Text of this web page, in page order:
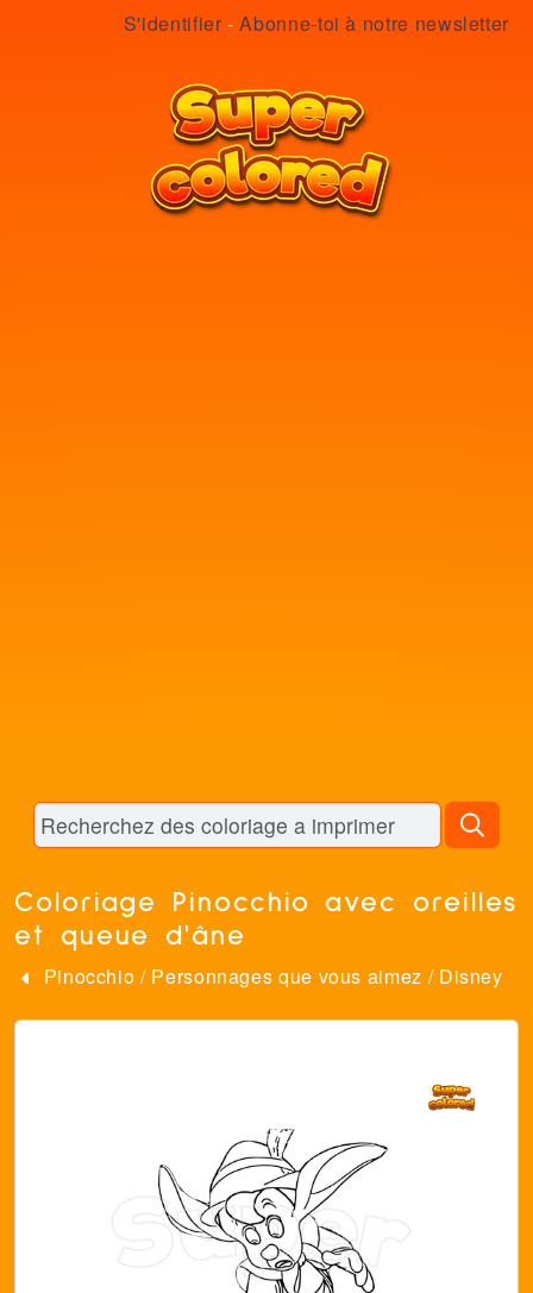
S'identifier -Abonne-toi à notre newsletter
Coloriage Pinocchio avec oreilles
et queue d'âne
Pinocchio / Personnages que vous aimez / Disney